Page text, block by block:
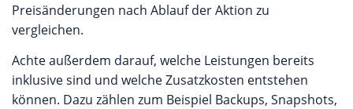
Preisänderungen nach Ablauf der Aktion zu
vergleichen.
Achte außerdem darauf, welche Leistungen bereits
inklusive sind und welche Zusatzkosten entstehen
können. Dazu zählen zum Beispiel Backups, Snapshots,